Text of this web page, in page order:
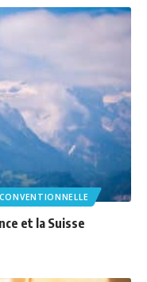
et la Suisse